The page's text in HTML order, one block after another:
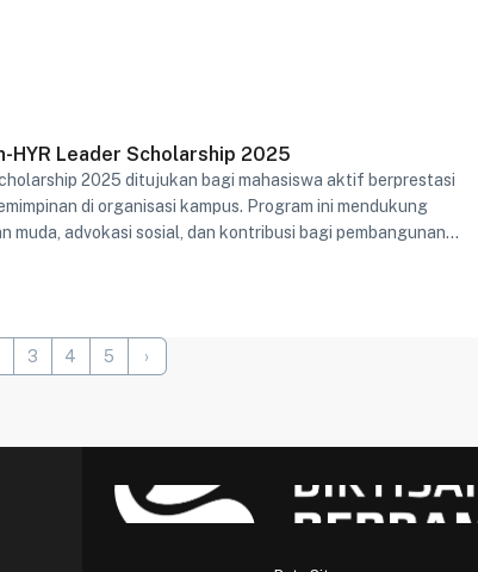
HYR Leader Scholarship 2025
2025 ditujukan bagi mahasiswa aktif berprestasi
di organisasi kampus. Program ini mendukung
muda, advokasi sosial, dan kontribusi bagi pembangunan
3 4 5 ›